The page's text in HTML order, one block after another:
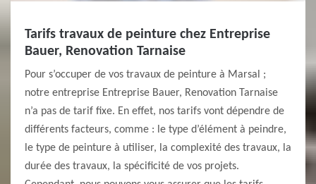
Tarifs travaux de peinture chez Entreprise
Bauer, Renovation Tarnaise
Pour s’occuper de vos travaux de peinture à Marsal ;
notre entreprise Entreprise Bauer, Renovation Tarnaise
n’a pas de tarif fixe. En effet, nos tarifs vont dépendre de
différents facteurs, comme : le type d’élément à peindre,
le type de peinture à utiliser, la complexité des travaux, la
durée des travaux, la spécificité de vos projets.